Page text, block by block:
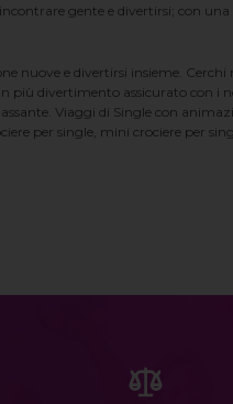
gente e divertirsi; con una
nuove e divertirsi insieme.
più divertimento assicurato con i
Viaggi di Single con
per single, mini crociere per